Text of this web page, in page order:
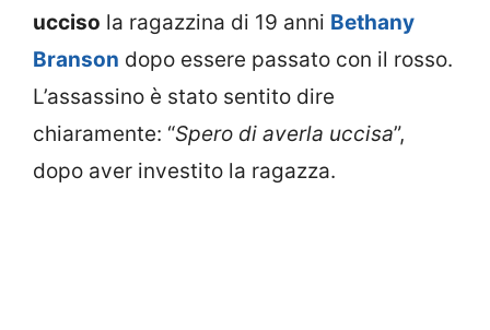
ucciso la ragazzina di 19 anni Bethany
Branson dopo essere passato con il rosso.
L’assassino è stato sentito dire
chiaramente: “Spero di averla uccisa”,
dopo aver investito la ragazza.